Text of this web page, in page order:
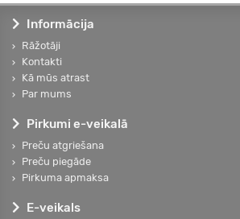
Informācija
Rāžotāji
Kontakti
Kā mūs atrast
Par mums
Pirkumi e-veikalā
Preču atgriešana
Preču piegāde
Pirkuma apmaksa
E-veikals